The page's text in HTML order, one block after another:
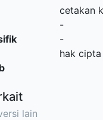
cetakan
-
-
hak
lain